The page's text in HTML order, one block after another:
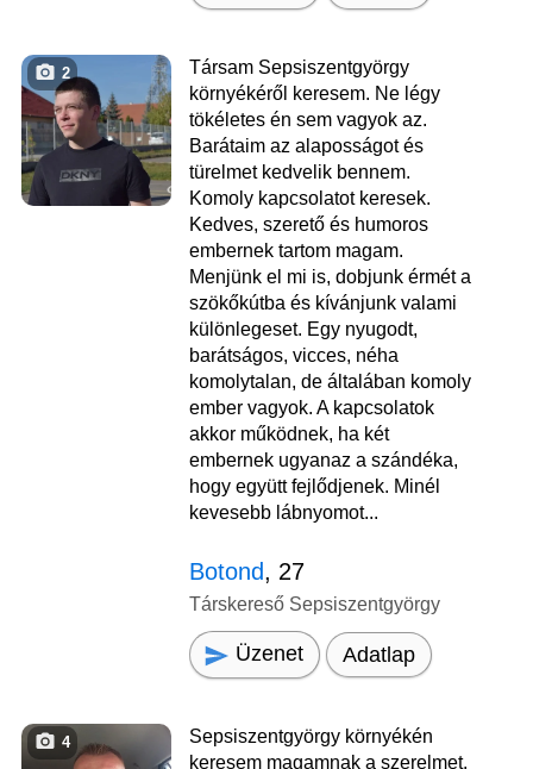
2
Társam Sepsiszentgyörgy
környékéről keresem. Ne légy
tökéletes én sem vagyok az.
Barátaim az alaposságot és
türelmet kedvelik bennem.
Komoly kapcsolatot keresek.
Kedves, szerető és humoros
embernek tartom magam.
Menjünk el mi is, dobjunk érmét a
szökőkútba és kívánjunk valami
különlegeset. Egy nyugodt,
barátságos, vicces, néha
komolytalan, de általában komoly
ember vagyok. A kapcsolatok
akkor működnek, ha két
embernek ugyanaz a szándéka,
hogy együtt fejlődjenek. Minél
kevesebb lábnyomot...
Botond, 27
Társkereső Sepsiszentgyörgy
Üzenet Adatlap
4
Sepsiszentgyörgy környékén
keresem magamnak a szerelmet.